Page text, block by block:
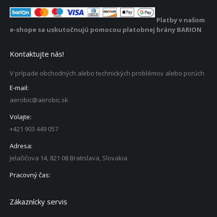
Platby v našom
e-shope sa uskutočnujú pomocou platobnej brány BARION
Kontaktujte nás!
V prípade obchodných alebo technických problémov alebo porúch
E-mail:
aerobic@aerobic.sk
Volajte:
+421 903 449 057
Adresa:
Jelačičova 14, 821 08 Bratislava, Slovakia
Pracovný čas:
Zákaznícky servis